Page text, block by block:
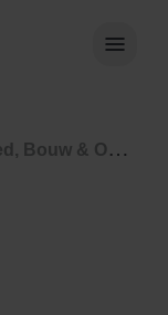
& Omgeving